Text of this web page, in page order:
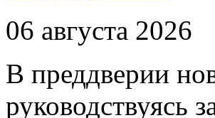
06 августа 2026
В преддверии
руководствуясь